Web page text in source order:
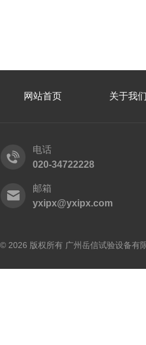
网站首页 关于我们
电话
020-34722228
邮箱
yxipx@yxipx.com
© 2026 版权所有 广州岳信试验设备有